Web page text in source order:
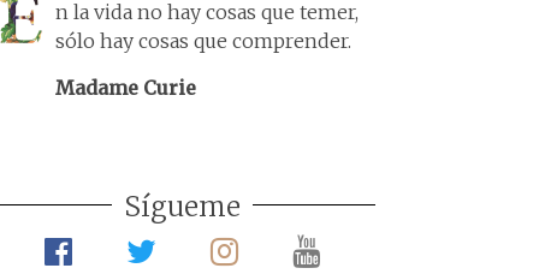
n la vida no hay cosas que temer,
sólo hay cosas que comprender.
Madame Curie
Sígueme